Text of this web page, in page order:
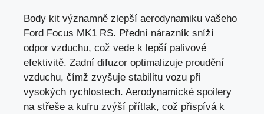
Body kit významně zlepší aerodynamiku vašeho
Ford Focus MK1 RS. Přední nárazník sníží
odpor vzduchu, což vede k lepší palivové
efektivitě. Zadní difuzor optimalizuje proudění
vzduchu, čímž zvyšuje stabilitu vozu při
vysokých rychlostech. Aerodynamické spoilery
na střeše a kufru zvýší přítlak, což přispívá k